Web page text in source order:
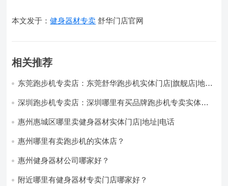
本文发于：健身器材专卖 舒华门店官网
相关推荐
东莞跑步机专卖店：东莞舒华跑步机实体门店|旗舰店|地址|
深圳跑步机专卖店：深圳哪里有买品牌跑步机专卖实体店-
惠州惠城区哪里卖健身器材实体门店|地址|电话
惠州哪里有卖跑步机的实体店？
惠州健身器材公司哪家好？
附近哪里有健身器材专卖门店哪家好？